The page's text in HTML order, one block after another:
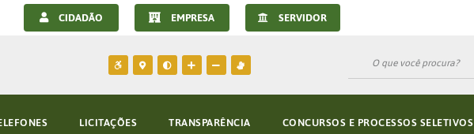
CIDADÃO EMPRESA SERVIDOR
LICITAÇÕES TRANSPARÊNCIA CONCURSOS E PROCESSOS SELETIVOS